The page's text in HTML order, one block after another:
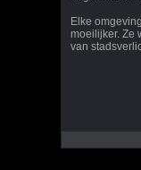
Elke
moeilijker. Ze
van